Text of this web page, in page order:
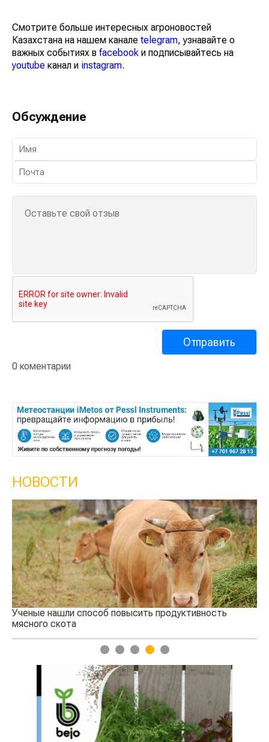
Смотрите больше интересных агроновостей
Казахстана на нашем канале telegram, узнавайте о
важных событиях в facebook и подписывайтесь на
youtube канал и instagram.
Обсуждение
0 коментарии
НОВОСТИ
Ученые нашли способ повысить продуктивность
мясного скота
1 2 3 4 5